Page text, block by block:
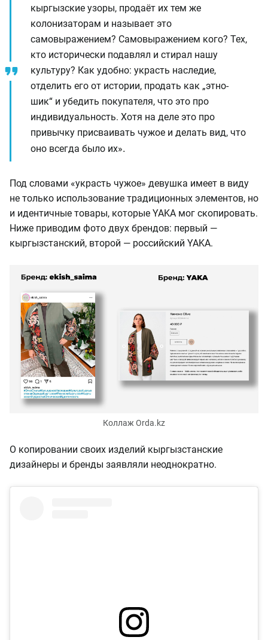
кыргызские узоры, продаёт их тем же
колонизаторам и называет это
самовыражением? Самовыражением кого? Тех,
кто исторически подавлял и стирал нашу
культуру? Как удобно: украсть наследие,
отделить его от истории, продать как „этно-
шик“ и убедить покупателя, что это про
индивидуальность. Хотя на деле это про
привычку присваивать чужое и делать вид, что
оно всегда было их».
Под словами «украсть чужое» девушка имеет в виду
не только использование традиционных элементов, но
и идентичные товары, которые YAKA мог скопировать.
Ниже приводим фото двух брендов: первый —
кыргызстанский, второй — российский YAKA.
Коллаж Orda.kz
О копировании своих изделий кыргызстанские
дизайнеры и бренды заявляли неоднократно.